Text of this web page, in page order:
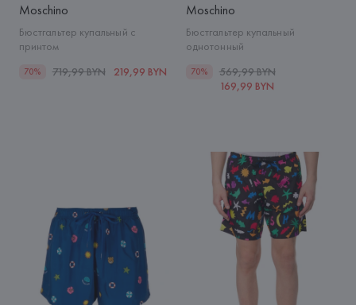
Moschino
Бюстгальтер купальный с
принтом
70% 719,99 BYN 219,99 BYN
Moschino
Бюстгальтер купальный
однотонный
70%
569,99 BYN
169,99 BYN